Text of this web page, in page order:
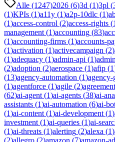
Alle (1247)2026 (6)3d (1)3pl (
(1)KPIs (1)a11y (1)a2p-10dlc (1)
(1)access-control (2)access-rights (1
management (1)accounting (83)
(1)accounting-firms (1)accounts-
(1)activation (1)activecampaign (2)
(1)adequacy (1)admin-api (1)
(2)adoption (2)aerospace (1)afip (1
(13)agency-automation (1)
(1)agentforce (1)agile (2)
(62)ai-agent (1)ai-agents (38)ai-
assistants (1)ai-automation (6)ai-
(1)ai-content (1)ai-development (1)
investment (1)ai-queries (1)ai-
(1)ai-threats (1)alerting (2)alexa (1)
(2)allegro (2)amazon (7)amazon-